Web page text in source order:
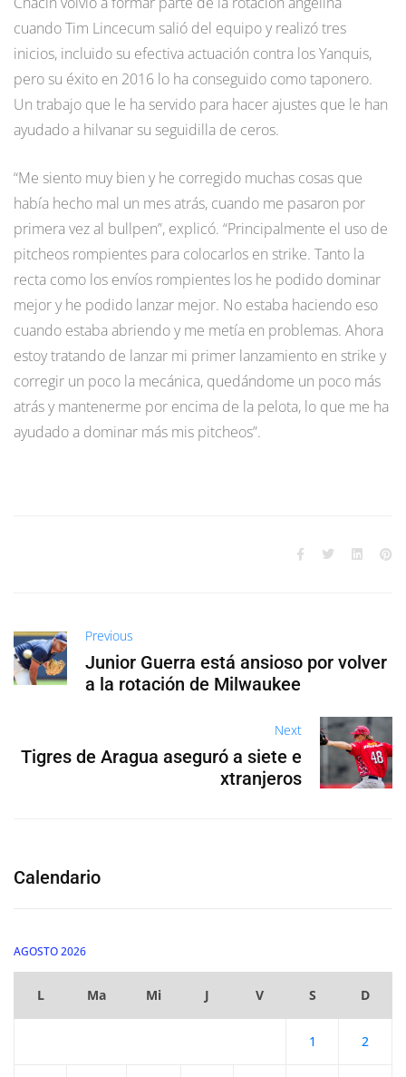
cuando Tim Lincecum salió del equipo y realizó tres
inicios, incluido su efectiva actuación contra los Yanquis,
pero su éxito en 2016 lo ha conseguido como taponero.
Un trabajo que le ha servido para hacer ajustes que le han
ayudado a hilvanar su seguidilla de ceros.
“Me siento muy bien y he corregido muchas cosas que
había hecho mal un mes atrás, cuando me pasaron por
primera vez al bullpen”, explicó. “Principalmente el uso de
pitcheos rompientes para colocarlos en strike. Tanto la
recta como los envíos rompientes los he podido dominar
mejor y he podido lanzar mejor. No estaba haciendo eso
cuando estaba abriendo y me metía en problemas. Ahora
estoy tratando de lanzar mi primer lanzamiento en strike y
corregir un poco la mecánica, quedándome un poco más
atrás y mantenerme por encima de la pelota, lo que me ha
ayudado a dominar más mis pitcheos”.
Previous
Junior Guerra está ansioso por volver
a la rotación de Milwaukee
Next
Tigres de Aragua aseguró a siete e
xtranjeros
Calendario
AGOSTO 2026
L Ma Mi J V S D
1 2